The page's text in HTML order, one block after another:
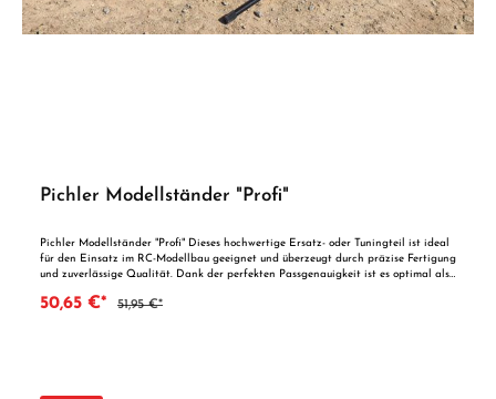
Pichler Modellständer "Profi"
Pichler Modellständer "Profi" Dieses hochwertige Ersatz- oder Tuningteil ist ideal
für den Einsatz im RC-Modellbau geeignet und überzeugt durch präzise Fertigung
und zuverlässige Qualität. Dank der perfekten Passgenauigkeit ist es optimal als
Passgenaue Verarbeitung Geeignet für anspruchsvolle Modellbauer Ideal als
50,65 €* 51,95 €*